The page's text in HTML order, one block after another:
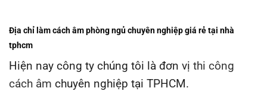
Địa chỉ làm cách âm phòng ngủ chuyên nghiệp giá rẻ tại nhà
tphcm
Hiện nay công ty chúng tôi là đơn vị thi công
cách âm chuyên nghiệp tại TPHCM.